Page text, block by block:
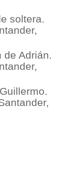
soltera.
de Adrián.